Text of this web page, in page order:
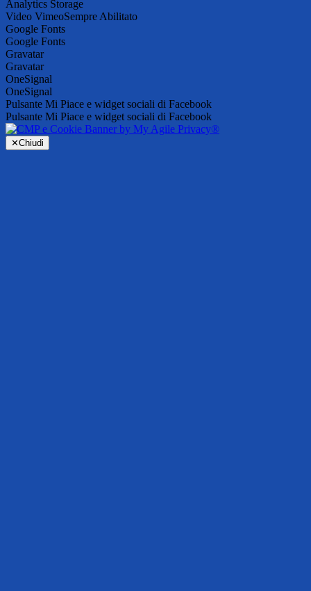
Analytics Storage
Video VimeoSempre Abilitato
Google Fonts
Google Fonts
Gravatar
Gravatar
OneSignal
OneSignal
Pulsante Mi Piace e widget sociali di Facebook
Pulsante Mi Piace e widget sociali di Facebook
✕Chiudi